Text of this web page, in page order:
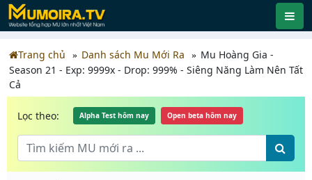
Trang chủ Danh sách Mu Mới Ra
Mu Hoàng Gia -
Season 21 - Exp: 9999x - Drop: 999% - Siêng Năng Làm Nên Tất
Cả
Lọc theo: Alpha Test hôm nay Open beta hôm nay